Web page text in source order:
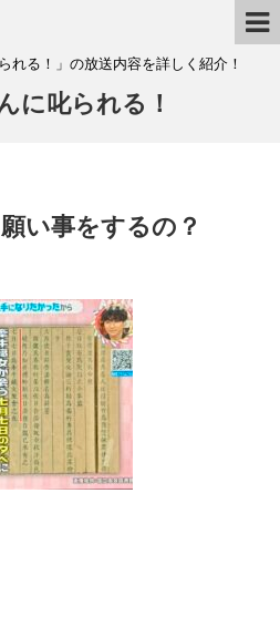
れる！」の放送内容を詳しく紹介！
に叱られる！
い事をするの？